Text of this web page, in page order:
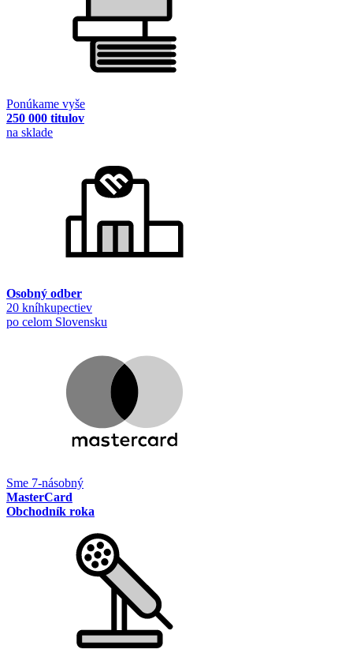
Ponúkame vyše
250 000 titulov
na sklade
Osobný odber
20 kníhkupectiev
po celom Slovensku
Sme 7-násobný
MasterCard
Obchodník roka